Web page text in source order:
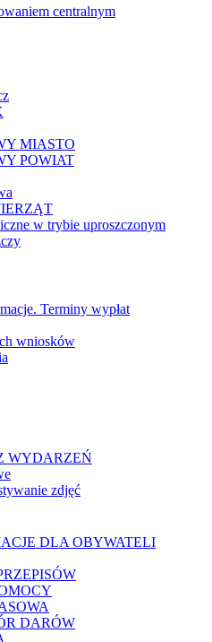
centralnym
MIASTO
POWIAT
w trybie uproszczonym
Terminy wypłat
wniosków
WYDARZEŃ
zdjęć
DLA OBYWATELI
DARÓW